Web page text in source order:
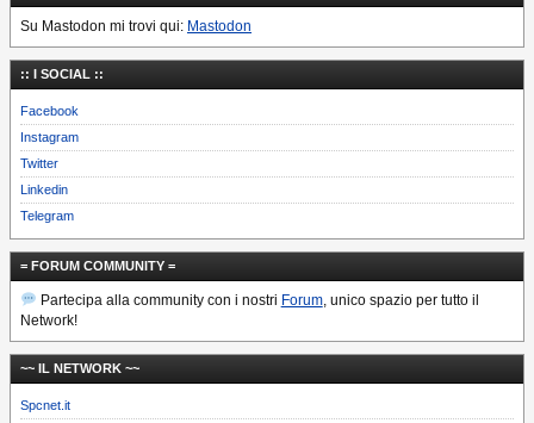
Su Mastodon mi trovi qui: Mastodon
:: I SOCIAL ::
Facebook
Instagram
Twitter
Linkedin
Telegram
= FORUM COMMUNITY =
Partecipa alla community con i nostri Forum, unico spazio per tutto il
Network!
~~ IL NETWORK ~~
Spcnet.it